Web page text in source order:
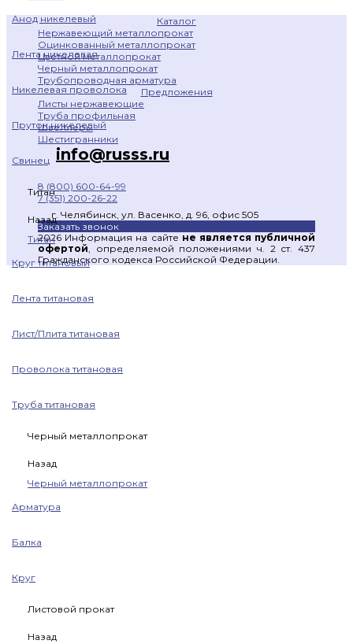
Анод никелевый
Лента никелевая
Никелевая проволока
Пруток никелевый
Свинец
Титан
Назад
Титан
Круг титановый
Лента титановая
Лист/Плита титановая
Проволока титановая
Труба титановая
Черный металлопрокат
Назад
Черный металлопрокат
Арматура
Балка
Круг
Листовой прокат
Назад
Каталог
Нержавеющий металлопрокат
Оцинкованный металлопрокат
Цветной металлопрокат
Черный металлопрокат
Трубопроводная арматура
Предложения
Листы нержавеющие
Труба профильная
Швеллеры
Шестигранники
info@russs.ru
8 (800) 600-64-99
7 (351) 200-26-22
г. Челябинск, ул. Васенко, д. 96, офис 505
Заказать звонок
2026 Информация на сайте не является публичной
офертой , определяемой положениями ч. 2 ст. 437
Гражданского кодекса Российской Федерации.